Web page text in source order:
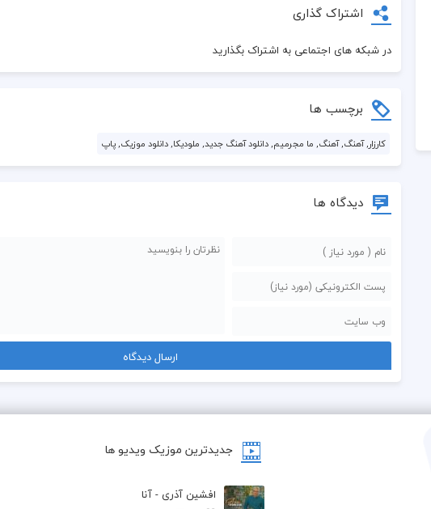
اشتراک گذاری
در شبکه های اجتماعی به اشتراک بگذارید
برچسب ها
کارزار, آهنگ, آهنگ, ما مجرمیم, دانلود آهنگ جدید, ملودیکا, دانلود موزیک, پاپ
دیدگاه ها
جدیدترین موزیک ویدیو ها
افشین آذری - آنا